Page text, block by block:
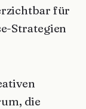
für
Strategien
die